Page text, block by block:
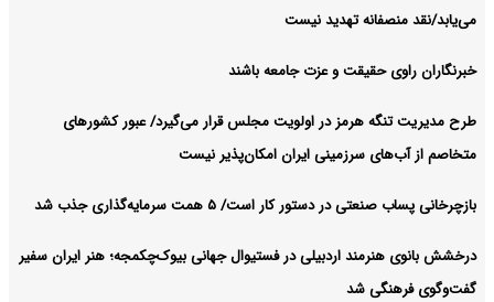
می‌یابد/نقد منصفانه تهدید نیست
خبرنگاران راوی حقیقت و عزت جامعه باشند
طرح مدیریت تنگه هرمز در اولویت مجلس قرار می‌گیرد/ عبور کشورهای
متخاصم از آب‌های سرزمینی ایران امکان‌پذیر نیست
بازچرخانی پساب صنعتی در دستور کار است/ ۵ همت سرمایه‌گذاری جذب شد
درخشش بانوی هنرمند اردبیلی در فستیوال جهانی بیوک‌چکمجه؛ هنر ایران سفیر
گفت‌وگوی فرهنگی شد